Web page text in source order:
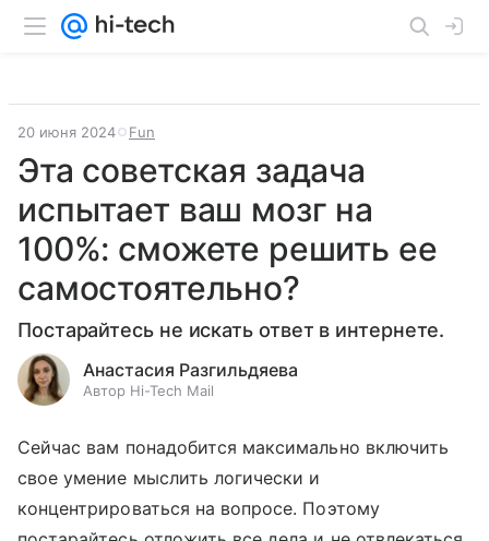
20 июня 2024 Fun
Эта советская задача
испытает ваш мозг на
100%: сможете решить ее
самостоятельно?
Постарайтесь не искать ответ в интернете.
Анастасия Разгильдяева
Автор Hi-Tech Mail
Сейчас вам понадобится максимально включить
свое умение мыслить логически и
концентрироваться на вопросе. Поэтому